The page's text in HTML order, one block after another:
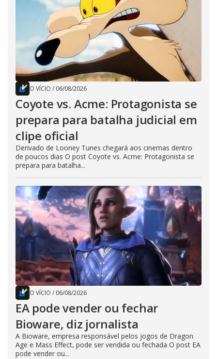
O VÍCIO / 06/08/2026
Coyote vs. Acme: Protagonista se
prepara para batalha judicial em
clipe oficial
Derivado de Looney Tunes chegará aos cinemas dentro
de poucos dias O post Coyote vs. Acme: Protagonista se
prepara para batalha...
O VÍCIO / 06/08/2026
EA pode vender ou fechar
Bioware, diz jornalista
A Bioware, empresa responsável pelos jogos de Dragon
Age e Mass Effect, pode ser vendida ou fechada O post EA
pode vender ou...